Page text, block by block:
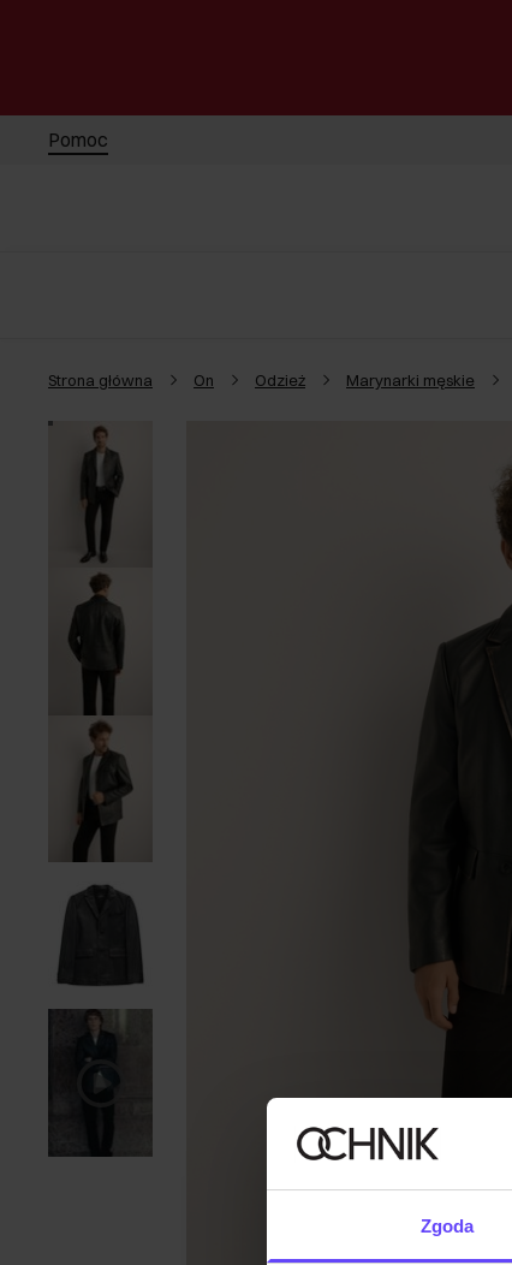
Zgoda
Pomoc
Strona główna On Odzież Marynarki męskie